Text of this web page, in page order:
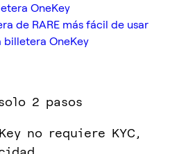
OneKey
de RARE más fácil de usar
billetera OneKey
2 pasos
no requiere KYC,